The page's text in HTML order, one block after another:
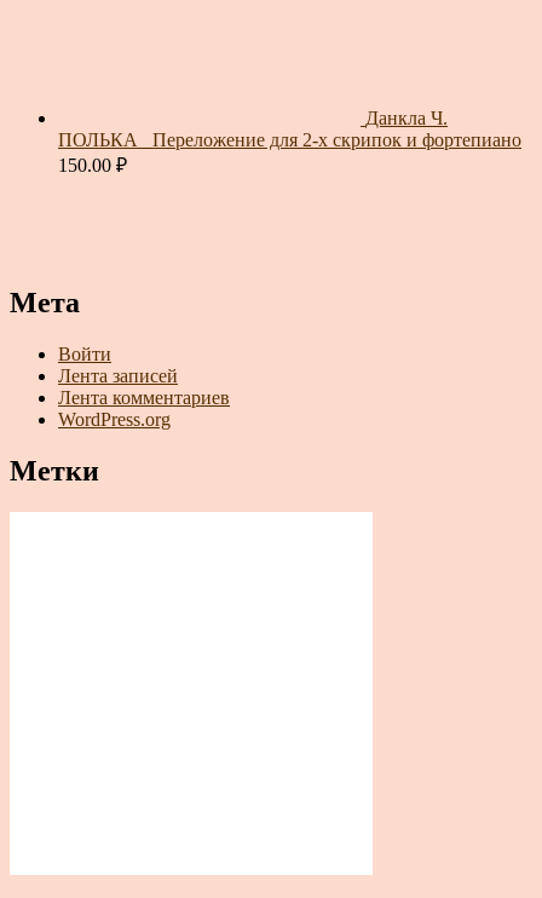
Данкла Ч.
ПОЛЬКА_ Переложение для 2-х скрипок и фортепиано
150.00 ₽
Мета
Войти
Лента записей
Лента комментариев
WordPress.org
Метки